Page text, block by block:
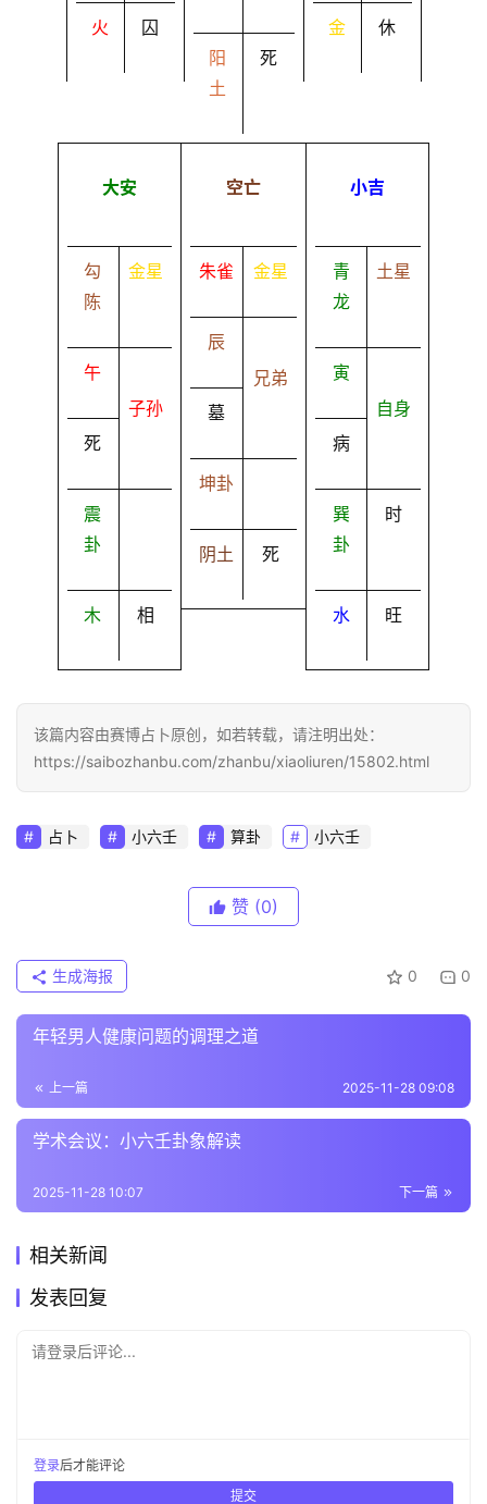
火 囚
阳
土
死
金 休
大安
勾
陈
金星
午
死
子孙
震
卦
木 相
空亡
朱雀 金星
辰
墓
兄弟
坤卦
阴土 死
小吉
青
龙
土星
寅
病
自身
巽
卦
时
水 旺
该篇内容由赛博占卜原创，如若转载，请注明出处：
https://saibozhanbu.com/zhanbu/xiaoliuren/15802.html
占卜 小六壬 算卦 小六壬
赞 (0)
0 0
生成海报
年轻男人健康问题的调理之道
上一篇 2025-11-28 09:08
学术会议：小六壬卦象解读
下一篇
2025-11-28 10:07
相关新闻
发表回复
请登录后评论...
登录后才能评论
提交